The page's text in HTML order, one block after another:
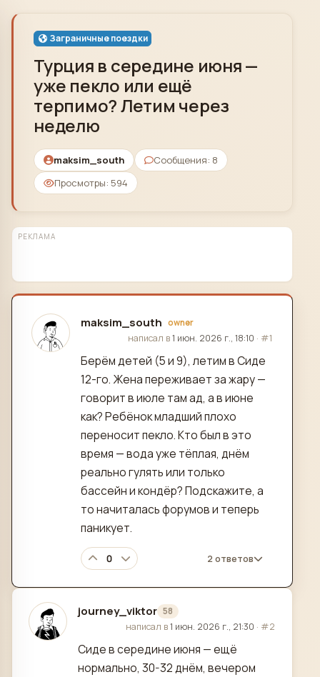
Заграничные поездки
Турция в середине июня —
уже пекло или ещё
терпимо? Летим через
неделю
maksim_south
Сообщения: 8
Просмотры: 594
РЕКЛАМА
maksim_south owner
отредактировано
написал в1 июн. 2026 г., 18:10 · #1
Берём детей (5 и 9), летим в Сиде
12-го. Жена переживает за жару —
говорит в июле там ад, а в июне
как? Ребёнок младший плохо
переносит пекло. Кто был в это
время — вода уже тёплая, днём
реально гулять или только
бассейн и кондёр? Подскажите, а
то начиталась форумов и теперь
паникует.
0 2 ответов
journey_viktor 58
отредактировано
написал в1 июн. 2026 г., 21:30 · #2
Сиде в середине июня — ещё
нормально, 30-32 днём, вечером